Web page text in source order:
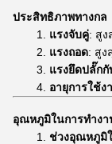
ประสิทธิภาพทางกล
แรงจับคู่: สูง
แรงถอด: สูง
แรงยึดปลั๊ก
อายุการใช้ง
อุณหภูมิในการทำงา
ช่วงอุณหภูมิ